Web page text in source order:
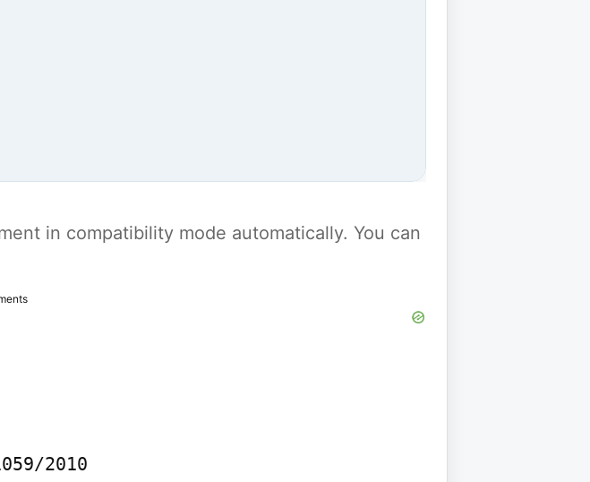
in compatibility mode automatically. You can
2010